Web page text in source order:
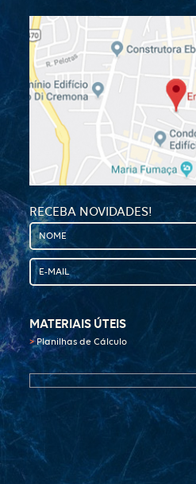
RECEBA NOVIDADES!
MATERIAIS ÚTEIS
>Planilhas de Cálculo